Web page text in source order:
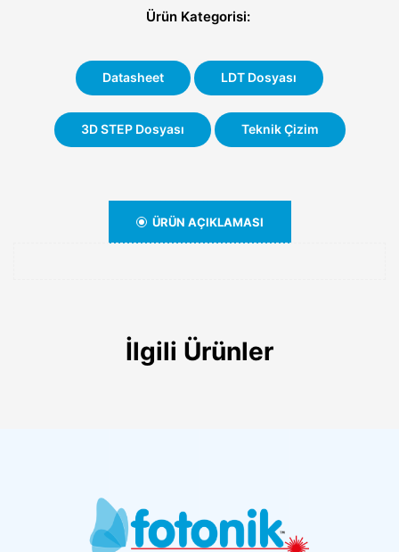
Ürün Kategorisi:
Datasheet LDT Dosyası
3D STEP Dosyası Teknik Çizim
ÜRÜN AÇIKLAMASI
İlgili Ürünler